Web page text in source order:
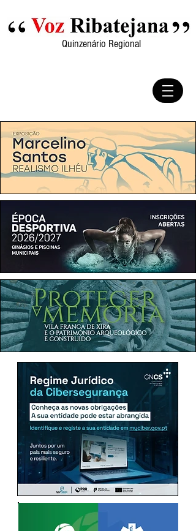
Quinzenário Regional